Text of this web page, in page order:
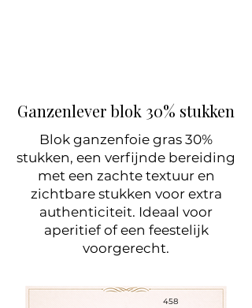
Ganzenlever blok 30% stukken
Blok ganzenfoie gras 30%
stukken, een verfijnde bereiding
met een zachte textuur en
zichtbare stukken voor extra
authenticiteit. Ideaal voor
aperitief of een feestelijk
voorgerecht.
458